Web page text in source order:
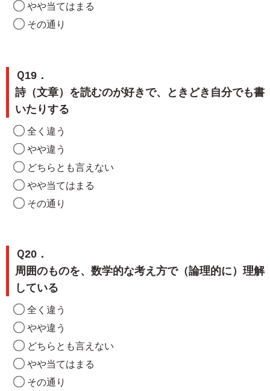
やや当てはまる
その通り
Ｑ19．
詩（文章）を読むのが好きで、ときどき自分でも書
いたりする
全く違う
やや違う
どちらとも言えない
やや当てはまる
その通り
Ｑ20．
周囲のものを、数学的な考え方で（論理的に）理解
している
全く違う
やや違う
どちらとも言えない
やや当てはまる
その通り